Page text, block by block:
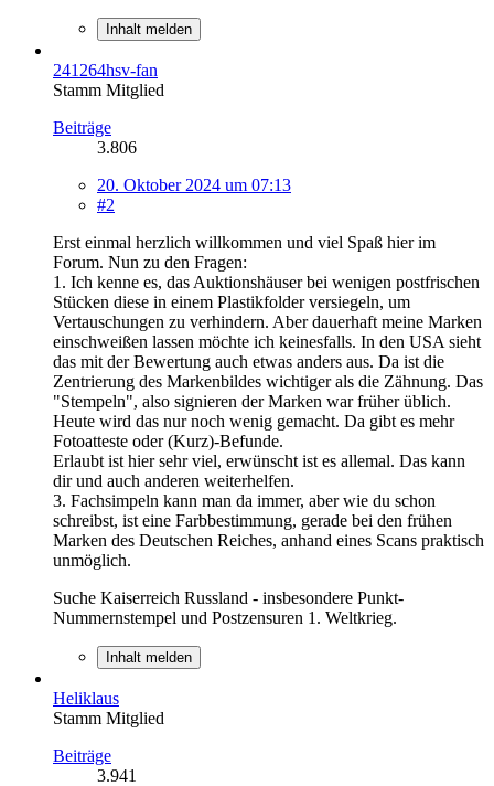
Inhalt melden
241264hsv-fan
Stamm Mitglied
Beiträge
3.806
20. Oktober 2024 um 07:13
#2
Erst einmal herzlich willkommen und viel Spaß hier im
Forum. Nun zu den Fragen:
1. Ich kenne es, das Auktionshäuser bei wenigen postfrischen
Stücken diese in einem Plastikfolder versiegeln, um
Vertauschungen zu verhindern. Aber dauerhaft meine Marken
einschweißen lassen möchte ich keinesfalls. In den USA sieht
das mit der Bewertung auch etwas anders aus. Da ist die
Zentrierung des Markenbildes wichtiger als die Zähnung. Das
"Stempeln", also signieren der Marken war früher üblich.
Heute wird das nur noch wenig gemacht. Da gibt es mehr
Fotoatteste oder (Kurz)-Befunde.
Erlaubt ist hier sehr viel, erwünscht ist es allemal. Das kann
dir und auch anderen weiterhelfen.
3. Fachsimpeln kann man da immer, aber wie du schon
schreibst, ist eine Farbbestimmung, gerade bei den frühen
Marken des Deutschen Reiches, anhand eines Scans praktisch
unmöglich.
Suche Kaiserreich Russland - insbesondere Punkt-
Nummernstempel und Postzensuren 1. Weltkrieg.
Inhalt melden
Heliklaus
Stamm Mitglied
Beiträge
3.941